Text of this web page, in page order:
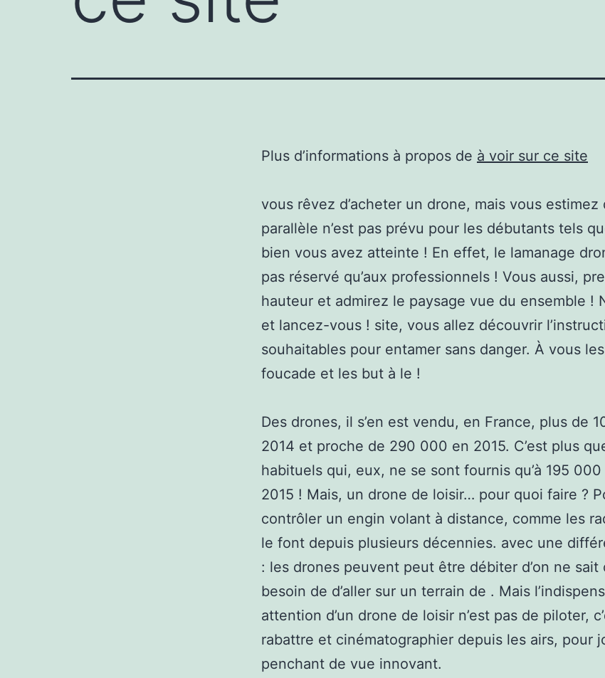
Plus d’informations à propos de à voir sur ce site
vous rêvez d’acheter un drone, mais vous estimez
parallèle n’est pas prévu pour les débutants tels
bien vous avez atteinte ! En effet, le lamanage
pas réservé qu’aux professionnels ! Vous aussi,
hauteur et admirez le paysage vue du ensemble !
et lancez-vous ! site, vous allez découvrir
souhaitables pour entamer sans danger. À vous
foucade et les but à le !
Des drones, il s’en est vendu, en France, plus de
2014 et proche de 290 000 en 2015. C’est plus
habituels qui, eux, ne se sont fournis qu’à 195
2015 ! Mais, un drone de loisir… pour quoi faire ?
contrôler un engin volant à distance, comme les
le font depuis plusieurs décennies. avec une
: les drones peuvent peut être débiter d’on ne sait
besoin de d’aller sur un terrain de . Mais
attention d’un drone de loisir n’est pas de piloter,
rabattre et cinématographier depuis les airs, pour
penchant de vue innovant.